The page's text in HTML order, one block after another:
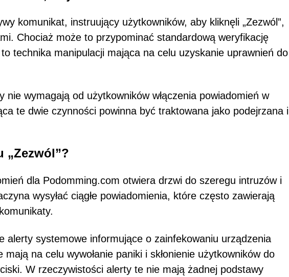
komunikat, instruujący użytkowników, aby kliknęli „Zezwól”,
Chociaż może to przypominać standardową weryfikację
technika manipulacji mająca na celu uzyskanie uprawnień do
nie wymagają od użytkowników włączenia powiadomień w
te dwie czynności powinna być traktowana jako podejrzana i
„Zezwól”?
dla Podomming.com otwiera drzwi do szeregu intruzów i
wysyłać ciągłe powiadomienia, które często zawierają
alerty systemowe informujące o zainfekowaniu urządzenia
na celu wywołanie paniki i skłonienie użytkowników do
W rzeczywistości alerty te nie mają żadnej podstawy